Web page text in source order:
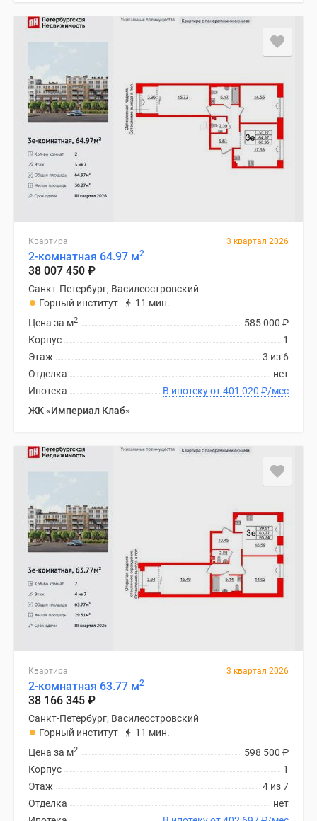
Квартира 3 квартал 2026
2-комнатная 64.97 м2
38 007 450 ₽
Санкт-Петербург, Василеостровский
Горный институт
11 мин.
585 000 ₽
Цена за м2
1
Корпус
3 из 6
Этаж
нет
Отделка
В ипотеку от 401 020 ₽/мес
Ипотека
ЖК «Империал Клаб»
Квартира 3 квартал 2026
2-комнатная 63.77 м2
38 166 345 ₽
Санкт-Петербург, Василеостровский
Горный институт
11 мин.
598 500 ₽
Цена за м2
1
Корпус
4 из 7
Этаж
нет
Отделка